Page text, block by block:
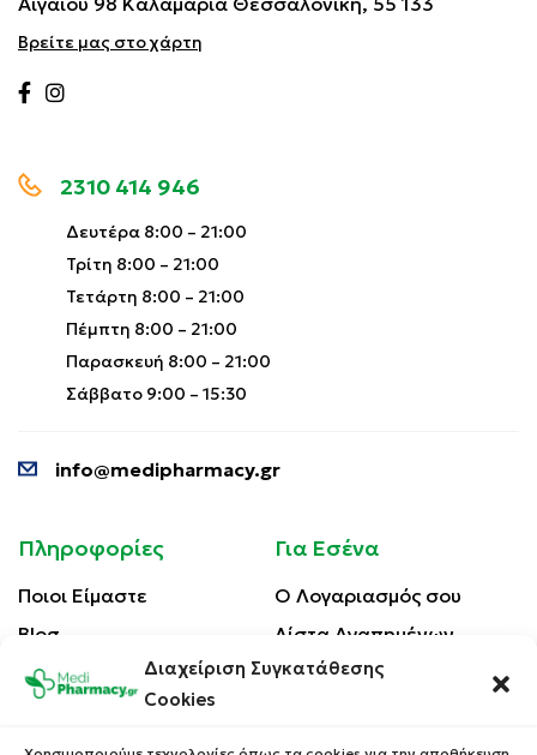
Διαχείριση Συγκατάθεσης
Cookies
Βρείτε μας στο χάρτη
2310 414 946
Δευτέρα 8:00 – 21:00
Τρίτη 8:00 – 21:00
Τετάρτη 8:00 – 21:00
Πέμπτη 8:00 – 21:00
Παρασκευή 8:00 – 21:00
Σάββατο 9:00 – 15:30
info@medipharmacy.gr
Πληροφορίες
Ποιοι Είμαστε
Blog
Επικοινωνία
Για Εσένα
Ο Λογαριασμός σου
Λίστα Αγαπημένων
Οι Παραγγελίες σου
Κέρδισε Κουπόνι